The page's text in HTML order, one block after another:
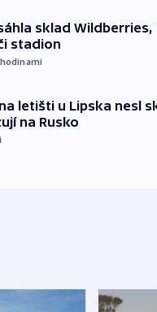
sklad Wildberries,
stadion
hodinami
letišti u Lipska nesl
na Rusko